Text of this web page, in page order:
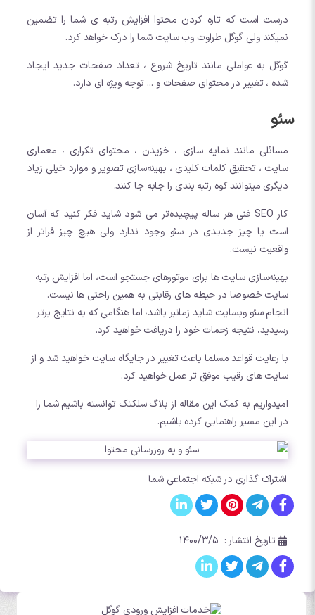
درست است که تازه کردن محتوا افزایش رتبه ی شما را تضمین
نمیکند ولی گوگل طراوت وب سایت شما را درک خواهد کرد.
گوگل به عواملی مانند تاریخ شروع ، تعداد صفحات جدید ایجاد
شده ، تغییر در محتوای صفحات و ... توجه ویژه ای دارد.
سئو
مسائلی مانند نمایه سازی ، خزیدن ، محتوای تکراری ، معماری
سایت ، تحقیق کلمات کلیدی ، بهینه‌سازی تصویر و موارد خیلی زیاد
دیگری میتوانند کوه رتبه بندی را جابه جا کنند.
کار SEO فنی هر ساله پیچیده‌تر می شود شاید فکر کنید که آسان
است یا چیز جدیدی در سئو وجود ندارد ولی هیچ چیز فراتر از
واقعیت نیست.
بهینه‌سازی سایت ها برای موتورهای جستجو است، اما افزایش رتبه
سایت خصوصا در حیطه های رقابتی به همین راحتی ها نیست.
انجام سئو وبسایت شاید زمانبر باشد، اما هنگامی که به نتایج برتر
رسیدید، نتیجه زحمات خود را دریافت خواهید کرد.
با رعایت قواعد مسلما باعث تغییر در جایگاه سایت خواهید شد و از
سایت های رقیب موفق تر عمل خواهید کرد.
امیدواریم به کمک این مقاله از بلاگ سلکتک توانسته باشیم شما را
در این مسیر راهنمایی کرده باشیم.
اشتراک گذاری در شبکه اجتماعی شما
تاریخ انتشار : ۱۴۰۰/۳/۵